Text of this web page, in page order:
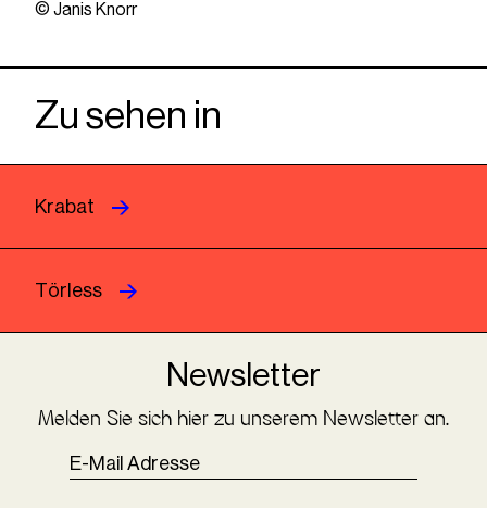
© Janis Knorr
Zu sehen in
Krabat
Törless
Newsletter
Melden Sie sich hier zu unserem Newsletter an.